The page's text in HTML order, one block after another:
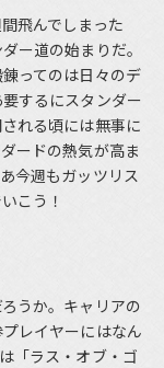
飛んでしまった
ー道の始まりだ。
ってのは日々のデ
するにスタンダー
れる頃には無事に
ードの熱気が高ま
今週もガッツリス
こう！
うか。キャリアの
レイヤーにはなん
「ラス・オブ・ゴ